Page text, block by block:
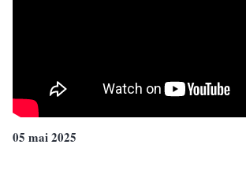
05 mai 2025